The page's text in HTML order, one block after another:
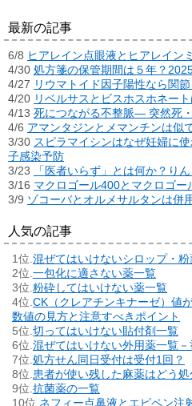
最新の記事
6/8 ヒアレイン点眼液とヒアレイン
4/30 処方箋の保管期間は５年？
4/27 リウマトイド因子陽性なら関
4/20 リベルサスとビスホスホネー
4/13 死につながる不整脈― 突然死
4/6 アマンタジンとメマンチンは似
3/30 スピラマイシンはなぜ妊婦に
子感染予防
3/23
「医者いらず」とは何か？り
3/16 マクロゴール400とマクロゴー
3/9 ゾコーバとオルメサルタンは併
人気の記事
混ぜてはいけないシロップ・
一包化に適さない薬一覧
粉砕してはいけない薬一覧
CK（クレアチンキナーゼ）値
数値の見方と注意すべきポイント
切ってはいけない貼付剤一覧
混ぜてはいけない外用薬一覧
処方せん同日受付は受付1回？
患者が使い残した麻薬はどう処
抗菌薬の一覧
ネフィー点鼻液とエピペン注